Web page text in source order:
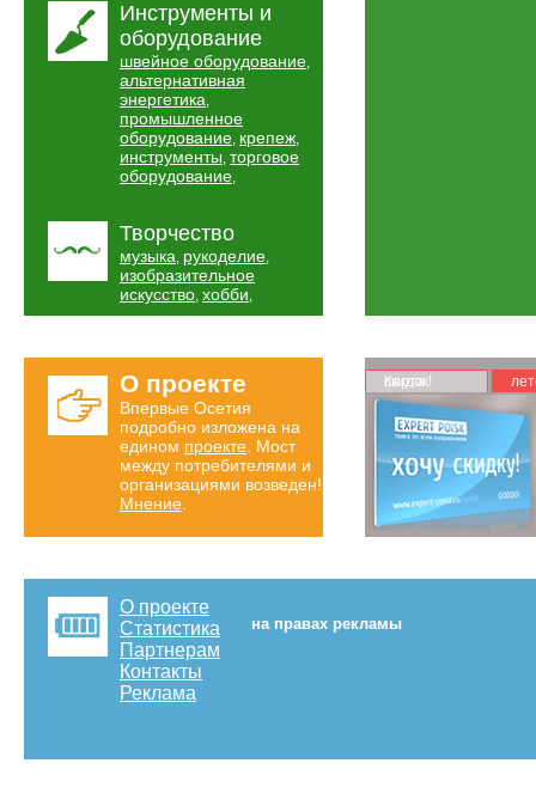
Инструменты и
оборудование
швейное оборудование,
альтернативная
энергетика,
промышленное
оборудование, крепеж,
инструменты, торговое
оборудование,
Творчество
музыка, рукоделие,
изобразительное
искусство, хобби,
О проекте
Впервые Осетия
подробно изложена на
едином проекте . Мост
между потребителями и
организациями возведен!
Мнение
Карта скидок!
О проекте
Статистика
Партнерам
Контакты
Реклама
на правах рекламы